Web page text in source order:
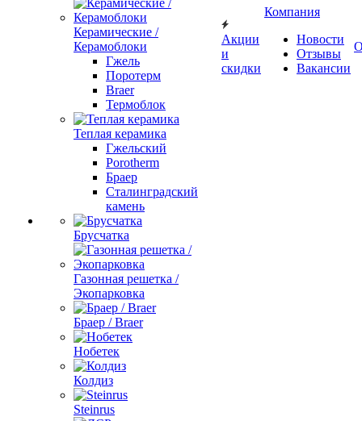
Керамические /
Керамоблоки
Гжель
Поротерм
Braer
Термоблок
Теплая керамика
Гжельский
Porotherm
Браер
Сталинградский
камень
Брусчатка
Газонная решетка /
Экопарковка
Браер / Braer
Нобетек
Колдиз
Steinrus
Акции
и
скидки
Компания
Новости
Отзывы
Вакансии